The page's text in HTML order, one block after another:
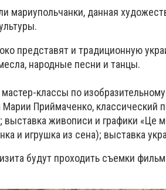
мариупольчанки, данная
представят и традиционную
народные песни и танцы.
классы по
Приймаченко, классический
выставка живописи и графики «Це
и игрушка из сена); выставка
будут проходить съемки